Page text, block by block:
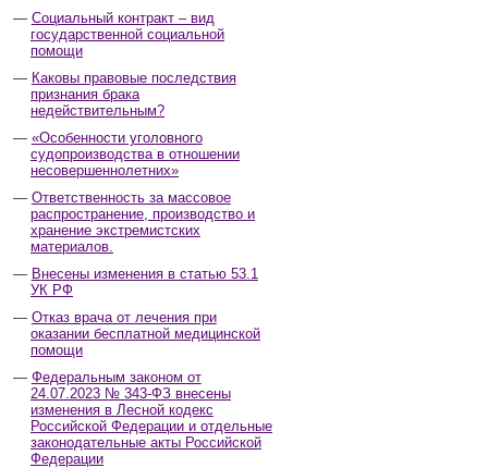
Социальный контракт – вид
государственной социальной
помощи
Каковы правовые последствия
признания брака
недействительным?
«Особенности уголовного
судопроизводства в отношении
несовершеннолетних»
Ответственность за массовое
распространение, производство и
хранение экстремистских
материалов.
Внесены изменения в статью 53.1
УК РФ
Отказ врача от лечения при
оказании бесплатной медицинской
помощи
Федеральным законом от
24.07.2023 № 343-ФЗ внесены
изменения в Лесной кодекс
Российской Федерации и отдельные
законодательные акты Российской
Федерации